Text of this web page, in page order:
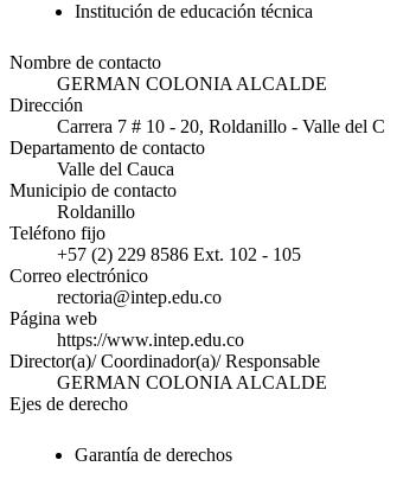
Institución de educación técnica
Nombre de contacto
GERMAN COLONIA ALCALDE
Dirección
Carrera 7 # 10 - 20, Roldanillo - Valle del C
Departamento de contacto
Valle del Cauca
Municipio de contacto
Roldanillo
Teléfono fijo
+57 (2) 229 8586 Ext. 102 - 105
Correo electrónico
rectoria@intep.edu.co
Página web
https://www.intep.edu.co
Director(a)/ Coordinador(a)/ Responsable
GERMAN COLONIA ALCALDE
Ejes de derecho
Garantía de derechos